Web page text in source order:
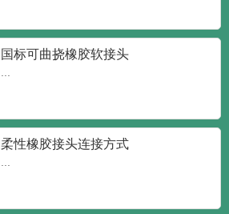
国标可曲挠橡胶软接头
...
柔性橡胶接头连接方式
...
润泰达-橡胶接头单球体弹性橡胶软接
头